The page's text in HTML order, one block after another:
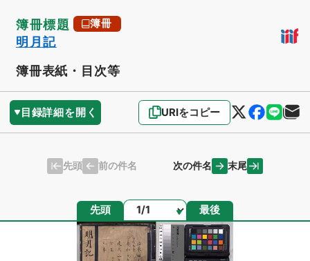
簿冊標題 簿冊
明月記
簿冊表紙・目次等
目録詳細を開く URIをコピー
先頭 前の件名 次の件名 末尾
先頭 ページ 最後